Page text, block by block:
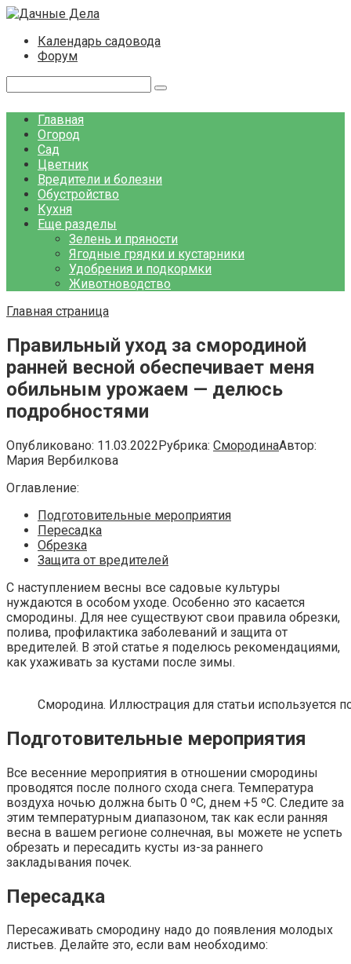
Перейти
контентуКалендарь садовода
Форум
Главная
Огород
Сад
Цветник
Вредители и болезни
Обустройство
Кухня
Еще разделы
Зелень и пряности
Ягодные грядки и кустарники
Удобрения и подкормки
Животноводство
Главная страница
Правильный уход за смородиной
ранней весной обеспечивает меня
обильным урожаем — делюсь
подробностями
Опубликовано: 11.03.2022Рубрика: СмородинаАвтор:
Мария Вербилкова
Оглавление:
Подготовительные мероприятия
Пересадка
Обрезка
Защита от вредителей
С наступлением весны все садовые культуры
нуждаются в особом уходе. Особенно это касается
смородины. Для нее существуют свои правила обрезки,
полива, профилактика заболеваний и защита от
вредителей. В этой статье я поделюсь рекомендациями,
как ухаживать за кустами после зимы.
Смородина. Иллюстрация для статьи используется
Подготовительные мероприятия
Все весенние мероприятия в отношении смородины
проводятся после полного схода снега. Температура
воздуха ночью должна быть 0 ºС, днем +5 ºС. Следите за
этим температурным диапазоном, так как если ранняя
весна в вашем регионе солнечная, вы можете не успеть
обрезать и пересадить кусты из-за раннего
закладывания почек.
Пересадка
Пересаживать смородину надо до появления молодых
листьев. Делайте это, если вам необходимо: